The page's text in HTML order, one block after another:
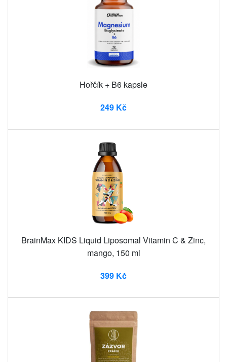
Hořčík + B6 kapsle
249 Kč
BrainMax KIDS Liquid Liposomal Vitamin C & Zinc,
mango, 150 ml
399 Kč